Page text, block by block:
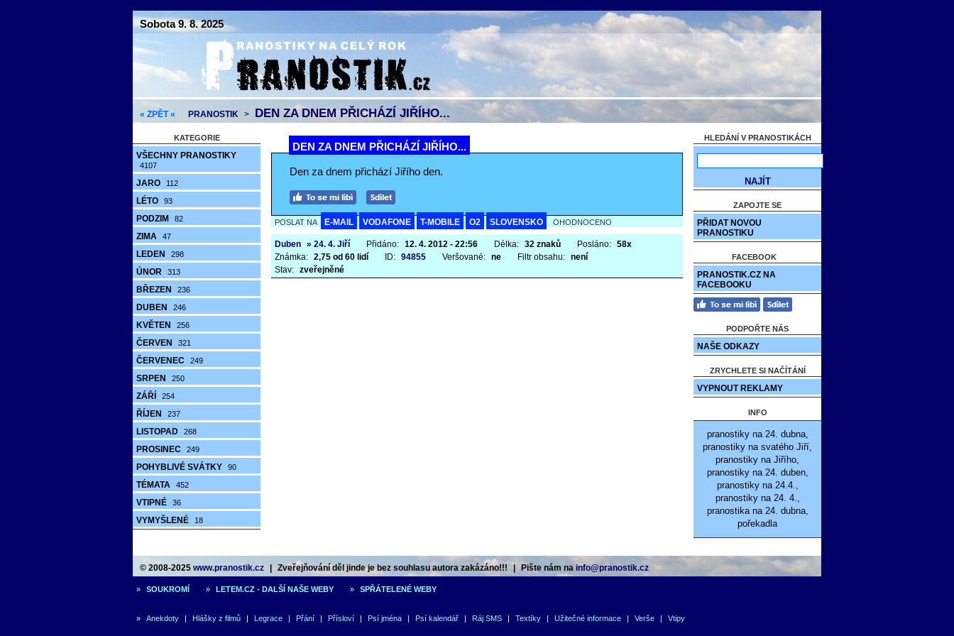
Sobota 9. 8. 2025
« ZPĚT « PRANOSTIK > DEN ZA DNEM PŘICHÁZÍ JIŘÍHO...
KATEGORIE
VŠECHNY PRANOSTIKY
4107
JARO 112
LÉTO 93
PODZIM 82
ZIMA 47
LEDEN 298
ÚNOR 313
BŘEZEN 236
DUBEN 246
KVĚTEN 256
ČERVEN 321
ČERVENEC 249
SRPEN 250
ZÁŘÍ 254
ŘÍJEN 237
LISTOPAD 268
PROSINEC 249
POHYBLIVÉ SVÁTKY 90
TÉMATA 452
VTIPNÉ 36
VYMYŠLENÉ 18
DEN ZA DNEM PŘICHÁZÍ JIŘÍHO...
Den za dnem přichází Jiřího den.
POSLAT NA E-MAIL VODAFONE T-MOBILE O2 SLOVENSKO OHODNOCENO
Duben » 24. 4. Jiří Přidáno: 12. 4. 2012 - 22:56 Délka: 32 znaků Posláno: 58x
Známka: 2,75 od 60 lidí ID: 94855 Veršované: ne Filtr obsahu: není
Stav: zveřejněné
HLEDÁNÍ V PRANOSTIKÁCH
ZAPOJTE SE
PŘIDAT NOVOU
PRANOSTIKU
FACEBOOK
PRANOSTIK.CZ NA
FACEBOOKU
PODPOŘTE NÁS
NAŠE ODKAZY
ZRYCHLETE SI NAČÍTÁNÍ
VYPNOUT REKLAMY
INFO
pranostiky na 24. dubna,
pranostiky na svatého Jiří,
pranostiky na Jiřího,
pranostiky na 24. duben,
pranostiky na 24.4.,
pranostiky na 24. 4.,
pranostika na 24. dubna,
pořekadla
© 2008-2025 www.pranostik.cz Zveřejňování děl jinde je bez souhlasu autora zakázáno!!! | Pište nám na info@pranostik.cz
» SOUKROMÍ » LETEM.CZ - DALŠÍ NAŠE WEBY » SPŘÁTELENÉ WEBY
» Anekdoty | Hlášky z filmů | Legrace | Přání | Přísloví | Psí jména | Psí kalendář | Ráj SMS | Textíky | Užitečné informace | Verše | Vtipy